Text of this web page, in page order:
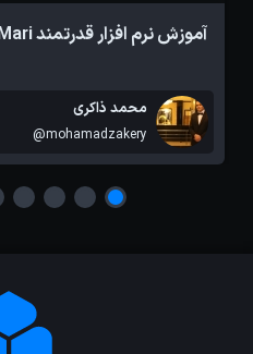
آموزش نرم افزار قدرتمند Mari (قسمت 3)
محمد ذاکری
@mohamadzakery